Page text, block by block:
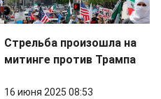
Стрельба произошла на
митинге против Трампа
16 июня 2025 08:53